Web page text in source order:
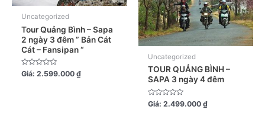
Uncategorized
Tour Quảng Bình – Sapa
2 ngày 3 đêm ” Bản Cát
Cát – Fansipan “
Được
xếp
Giá: 2.599.000₫
Uncategorized
TOUR QUẢNG BÌNH –
SAPA 3 ngày 4 đêm
Được
xếp
Giá: 2.499.000₫